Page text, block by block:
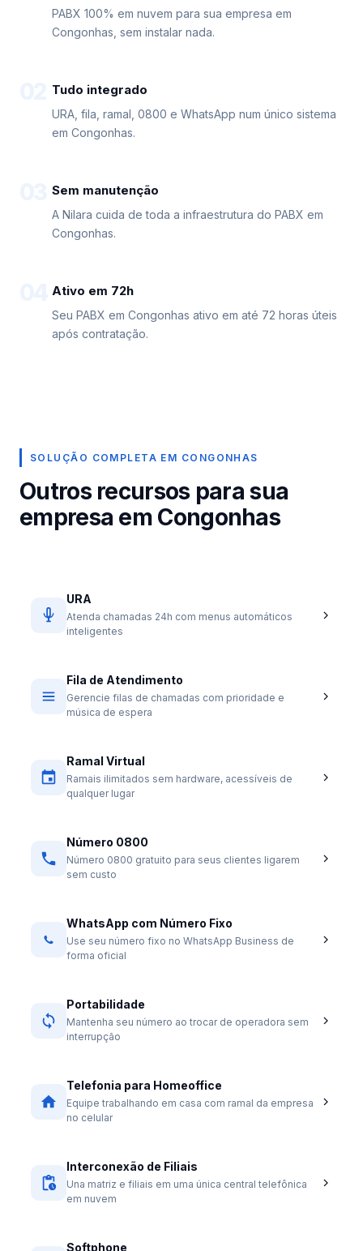
PABX 100% em nuvem para sua empresa em
Congonhas, sem instalar nada.
Tudo integrado
URA, fila, ramal, 0800 e WhatsApp num único sistema
em Congonhas.
Sem manutenção
A Nilara cuida de toda a infraestrutura do PABX em
Congonhas.
Ativo em 72h
Seu PABX em Congonhas ativo em até 72 horas úteis
após contratação.
SOLUÇÃO COMPLETA EM CONGONHAS
Outros recursos para sua
empresa em Congonhas
URA
Atenda chamadas 24h com menus automáticos
inteligentes
Fila de Atendimento
Gerencie filas de chamadas com prioridade e
música de espera
Ramal Virtual
Ramais ilimitados sem hardware, acessíveis de
qualquer lugar
Número 0800
Número 0800 gratuito para seus clientes ligarem
sem custo
WhatsApp com Número Fixo
Use seu número fixo no WhatsApp Business de
forma oficial
Portabilidade
Mantenha seu número ao trocar de operadora sem
interrupção
Telefonia para Homeoffice
Equipe trabalhando em casa com ramal da empresa
no celular
Interconexão de Filiais
Una matriz e filiais em uma única central telefônica
em nuvem
Softphone